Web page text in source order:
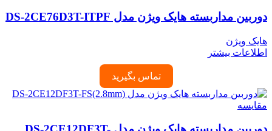
دوربین مداربسته هایک ویژن مدل DS-2CE76D3T-ITPF
هایک ویژن
اطلاعات بیشتر
تماس بگیرید
مقایسه